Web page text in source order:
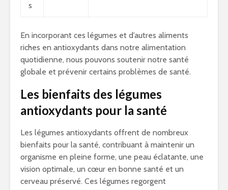
s
En incorporant ces légumes et d’autres aliments
riches en antioxydants dans notre alimentation
quotidienne, nous pouvons soutenir notre santé
globale et prévenir certains problèmes de santé.
Les bienfaits des légumes
antioxydants pour la santé
Les légumes antioxydants offrent de nombreux
bienfaits pour la santé, contribuant à maintenir un
organisme en pleine forme, une peau éclatante, une
vision optimale, un cœur en bonne santé et un
cerveau préservé. Ces légumes regorgent